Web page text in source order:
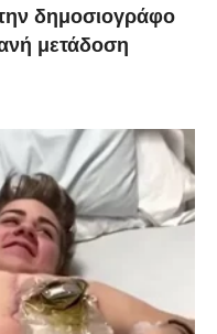
δημοσιογράφο
μετάδοση